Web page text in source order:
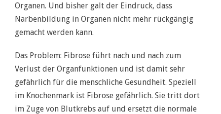
Organen. Und bisher galt der Eindruck, dass
Narbenbildung in Organen nicht mehr rückgängig
gemacht werden kann.
Das Problem: Fibrose führt nach und nach zum
Verlust der Organfunktionen und ist damit sehr
gefährlich für die menschliche Gesundheit. Speziell
im Knochenmark ist Fibrose gefährlich. Sie tritt dort
im Zuge von Blutkrebs auf und ersetzt die normale